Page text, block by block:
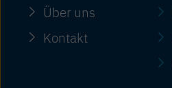
Über uns
Kontakt